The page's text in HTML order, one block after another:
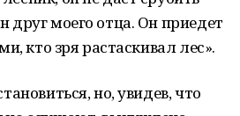
друг моего отца. Он приедет
кто зря растаскивал лес».
но, увидев, что